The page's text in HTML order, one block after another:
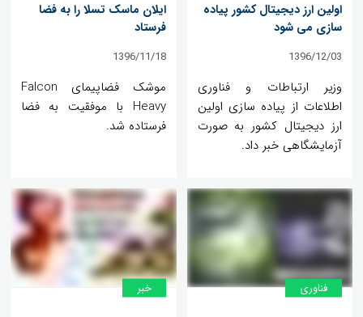
اولین ارز دیجیتال کشور پیاده
سازی می شود
1396/12/03
وزیر ارتباطات و فناوری
اطلاعات از پیاده سازی اولین
ارز دیجیتال کشور به صورت
آزمایشگاهی خبر داد.
ایلان ماسک تسلا را به فضا
فرستاد
1396/11/18
موشک فضاپیمای Falcon
Heavy با موفقیت به فضا
فرستاده شد.
فناوری خبر